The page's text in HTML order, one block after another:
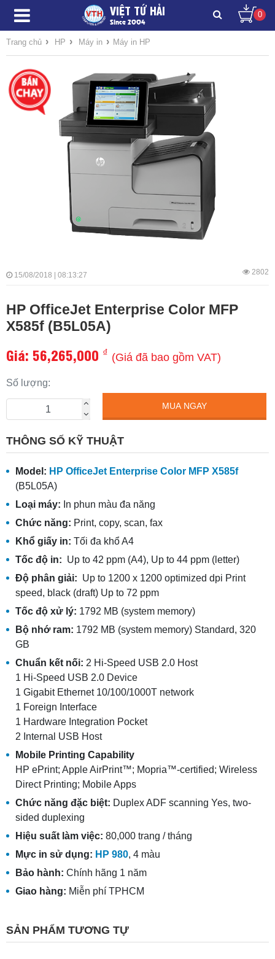
VIỆT TỨ HẢI
Since 2004
0
Trang chủ › HP › Máy in › Máy in HP
15/08/2018 | 08:13:27 2802
HP OfficeJet Enterprise Color MFP
X585f (B5L05A)
Giá: 56,265,000 ₫ (Giá đã bao gồm VAT)
Số lượng:
MUA NGAY
THÔNG SỐ KỸ THUẬT
Model: HP OfficeJet Enterprise Color MFP X585f
(B5L05A)
Loại máy: In phun màu đa năng
Chức năng: Print, copy, scan, fax
Khổ giấy in: Tối đa khổ A4
Tốc độ in: Up to 42 ppm (A4), Up to 44 ppm (letter)
Độ phân giải: Up to 1200 x 1200 optimized dpi Print
speed, black (draft) Up to 72 ppm
Tốc độ xử lý: 1792 MB (system memory)
Bộ nhớ ram: 1792 MB (system memory) Standard, 320
GB
Chuẩn kết nối: 2 Hi-Speed USB 2.0 Host
1 Hi-Speed USB 2.0 Device
1 Gigabit Ethernet 10/100/1000T network
1 Foreign Interface
1 Hardware Integration Pocket
2 Internal USB Host
Mobile Printing Capability
HP ePrint; Apple AirPrint™; Mopria™-certified; Wireless
Direct Printing; Mobile Apps
Chức năng đặc biệt: Duplex ADF scanning Yes, two-
sided duplexing
Hiệu suất làm việc: 80,000 trang / tháng
Mực in sử dụng: HP 980, 4 màu
Bảo hành: Chính hãng 1 năm
Giao hàng: Miễn phí TPHCM
SẢN PHẨM TƯƠNG TỰ